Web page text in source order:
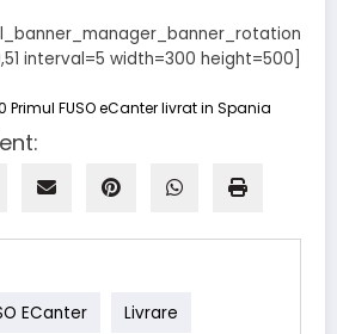
interval=5 width=300 height=500]
ECanter Livrare